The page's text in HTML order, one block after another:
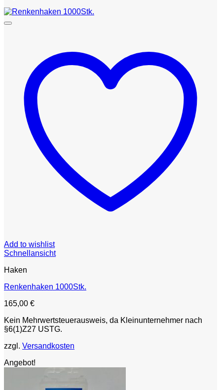
Add to wishlist
Schnellansicht
Haken
Renkenhaken 1000Stk.
165,00 €
Kein Mehrwertsteuerausweis, da Kleinunternehmer nach
§6(1)Z27 USTG.
zzgl. Versandkosten
Angebot!